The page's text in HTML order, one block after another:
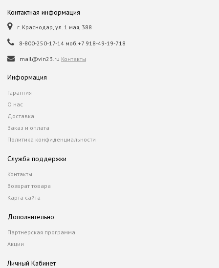
Контактная информация
г. Краснодар, ул. 1 мая, 388
8-800-250-17-14 моб.+7 918-49-19-718
mail@vin23.ru Контакты
Информация
Гарантия
О нас
Доставка
Заказ и оплата
Политика конфиденциальности
Служба поддержки
Контакты
Возврат товара
Карта сайта
Дополнительно
Партнерская программа
Акции
Личный Кабинет